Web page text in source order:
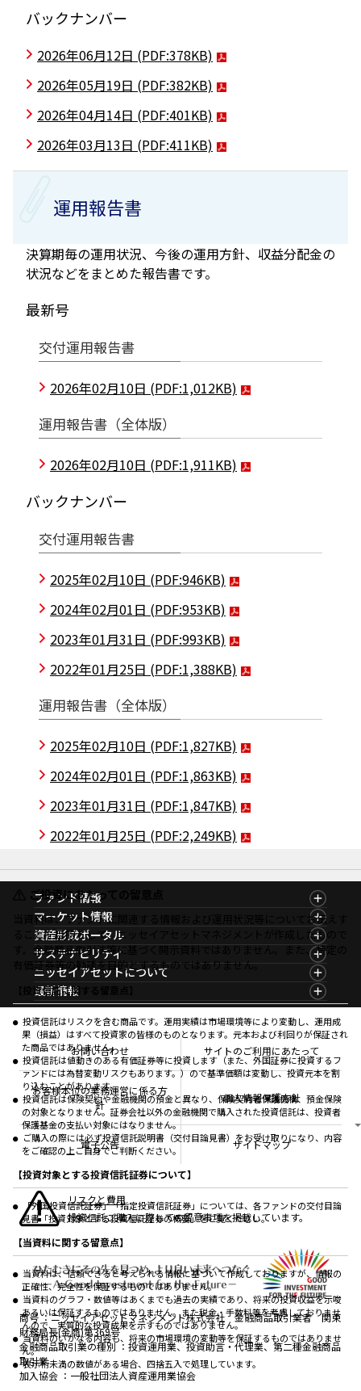
バックナンバー
2026年06月12日 (PDF:378KB)
2026年05月19日 (PDF:382KB)
2026年04月14日 (PDF:401KB)
2026年03月13日 (PDF:411KB)
運用報告書
決算期毎の運用状況、今後の運用方針、収益分配金の
状況などをまとめた報告書です。
最新号
交付運用報告書
2026年02月10日 (PDF:1,012KB)
運用報告書（全体版）
2026年02月10日 (PDF:1,911KB)
バックナンバー
交付運用報告書
2025年02月10日 (PDF:946KB)
2024年02月01日 (PDF:953KB)
2023年01月31日 (PDF:993KB)
2022年01月25日 (PDF:1,388KB)
運用報告書（全体版）
2025年02月10日 (PDF:1,827KB)
2024年02月01日 (PDF:1,863KB)
2023年01月31日 (PDF:1,847KB)
2022年01月25日 (PDF:2,249KB)
ご投資にあたっての留意点
当資料は、ファンドに関連する情報および運用状況等についてお伝えす
ることを目的として、ニッセイアセットマネジメントが作成したもので
す。金融商品取引法等に基づく開示資料ではありません。また、特定の
有価証券等の勧誘を目的とするものではありません。
【投資信託に関する留意点】
投資信託はリスクを含む商品です。運用実績は市場環境等により変動し、運用成
果（損益）はすべて投資家の皆様のものとなります。元本および利回りが保証され
た商品ではありません。
投資信託は値動きのある有価証券等に投資します（また、外国証券に投資するフ
ァンドには為替変動リスクもあります。）ので基準価額は変動し、投資元本を割
り込むことがあります。
投資信託は保険契約や金融機関の預金と異なり、保険契約者保護機構、預金保険
の対象となりません。証券会社以外の金融機関で購入された投資信託は、投資者
保護基金の支払い対象にはなりません。
ご購入の際には必ず投資信託説明書（交付目論見書）をお受け取りになり、内容
をご確認の上ご自身でご判断ください。
【投資対象とする投資信託証券について】
「外国投資信託証券」「指定投資信託証券」については、各ファンドの交付目論
見書「投資対象とする投資信託証券の概要」をご覧ください。
【当資料に関する留意点】
当資料は、信頼できると考えられる情報に基づいて作成しておりますが、情報の
正確性、完全性を保証するものではありません。
当資料のグラフ・数値等はあくまでも過去の実績であり、将来の投資収益を示唆
あるいは保証するものではありません。また税金・手数料等を考慮しておりませ
んので、実質的な投資成果を示すものではありません。
当資料のいかなる内容も、将来の市場環境の変動等を保証するものではありませ
ん。
表示桁未満の数値がある場合、四捨五入で処理しています。
ファンド情報
ファンド情報TOP
基準価額一覧
ファンド検索
ファンド比較
決算カレンダー
海外休日カレンダー
投資信託新商品のご案内
投資信託償還商品のご案内
ちょこっと3分！ファンドシアター
有価証券届出書の効力の発生の有無について
こだわりのインデックスファンド 購入・換金手数料
なしシリーズ
確定拠出年金について
マーケット情報
マーケット情報TOP
マーケット指数
マーケットレポート
コラム
ファンドレポート
資産形成ポータル
資産形成ポータルTOP
資産形成サービス
Nダイレクト
Goal Navi
資産形成サポート
NAMシティ
お問い合わせ
よくあるご質問
投資の教室
サステナビリティ
サステナビリティTOP
サステナビリティ経営
サステナブル投資
ニッセイアセットについて
ニッセイアセットについてTOP
会社情報
プレスリリース
受賞歴
方針・その他開示情報
採用情報
公式キャラクターのご紹介
最新情報
マーケットニュース
商品ニュース
おしらせ
メディアお問い合わせ サイトのご利用にあたって
お客様本位の業務運営に係る方
針
個人情報保護方針
電子公告 サイトマップ
リスクと費用
投資信託ご購入に際しての留意事項を掲載しています。
商号
ニッセイアセットマネジメント株式会社 金融商品取引業者 関東
財務局長(金商)第369号
金融商品取引業の種別
投資運用業、投資助言・代理業、第二種金融商品
取引業
加入協会
一般社団法人資産運用業協会